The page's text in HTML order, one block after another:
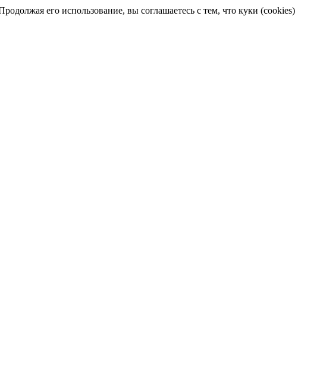
его использование, вы соглашаетесь с тем, что куки (cookies)